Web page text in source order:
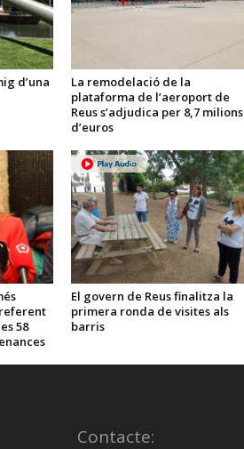
d’una
La remodelació de la
plataforma de l’aeroport de
Reus s’adjudica per 8,7 milions
d’euros
58
El govern de Reus finalitza la
primera ronda de visites als
barris
Contacte: